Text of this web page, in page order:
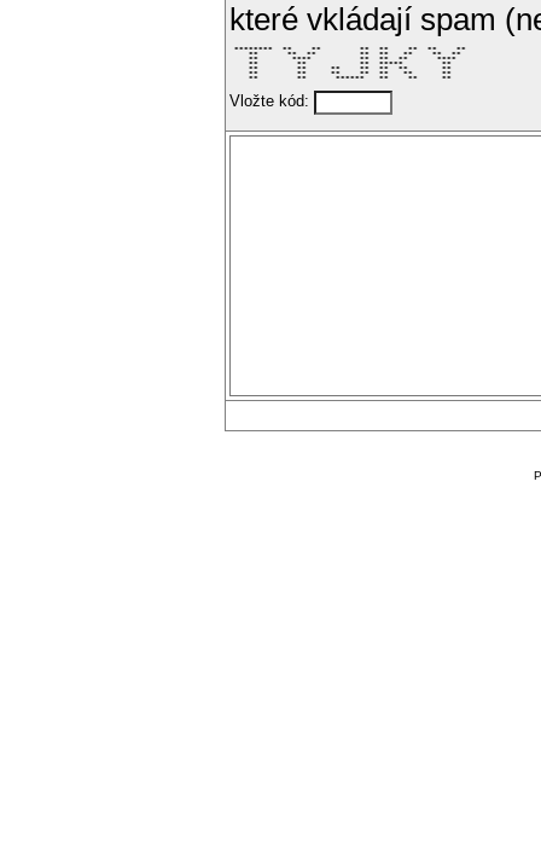
které vkládají spam
********  **    **        **  **    **  **    **
    **      **  **         **  **   **    **  **
    **       ****          **  **  **      ****
    **        **           **  *****        **
    **        **     **    **  **  **       **
    **        **     **    **  **   **      **
    **        **      ******   **    **     **
Vložte kód: